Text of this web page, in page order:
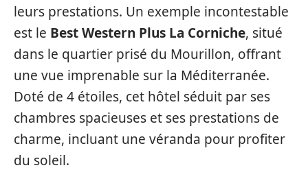
leurs prestations. Un exemple incontestable
est le Best Western Plus La Corniche, situé
dans le quartier prisé du Mourillon, offrant
une vue imprenable sur la Méditerranée.
Doté de 4 étoiles, cet hôtel séduit par ses
chambres spacieuses et ses prestations de
charme, incluant une véranda pour profiter
du soleil.